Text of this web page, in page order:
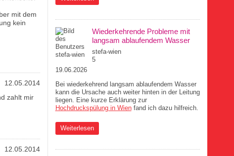
mit dem
kein
12.05.2014
zahlt mir
12.05.2014
braucht
Wiederkehrende Probleme mit
langsam ablaufendem Wasser
stefa-wien
5
19.06.2026
Bei wiederkehrend langsam ablaufendem Wasser
kann die Ursache auch weiter hinten in der Leitung
liegen. Eine kurze Erklärung zur
Hochdruckspülung in Wienfand ich dazu hilfreich.
Weiterlesen
über Wiederkehrende Probleme mit langsam
ablaufendem Wasser